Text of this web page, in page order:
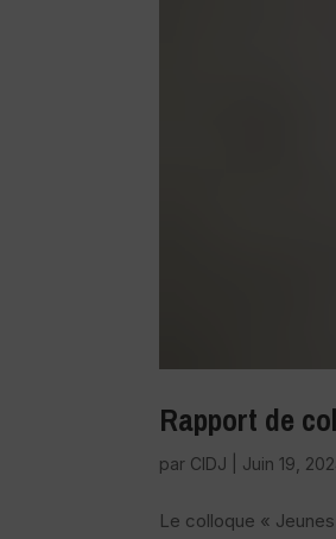
Rapport de
par CIDJ Juin 19,
Le colloque «